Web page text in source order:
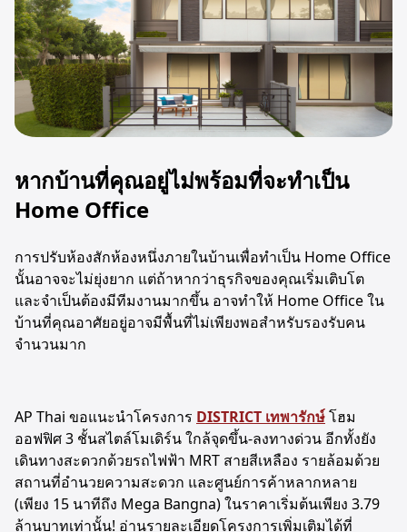
หากบ้านที่คุณอยู่ไม่พร้อมที่จะทำเป็น
Home Office
การปรับห้องสักห้องหนึ่งภายในบ้านเพื่อทำเป็น Home Office
นั้นอาจจะไม่ยุ่งยาก แต่ถ้าหากว่าธุรกิจของคุณเริ่มเติบโต
และจำเป็นต้องมีทีมงานมากขึ้น อาจทำให้ Home Office ใน
บ้านที่คุณอาศัยอยู่อาจมีพื้นที่ไม่เพียงพอสำหรับรองรับคน
จำนวนมาก
AP Thai ขอแนะนำโครงการ DISTRICT เทพารักษ์โฮม
ออฟฟิศ 3 ชั้นสไตล์โมเดิร์น ใกล้จุดขึ้น-ลงทางด่วน อีกทั้งยัง
เดินทางสะดวกด้วยรถไฟฟ้า MRT สายสีเหลือง รายล้อมด้วย
สถานที่อำนวยความสะดวก และศูนย์การค้าหลากหลาย
(เพียง 15 นาทีถึง Mega Bangna) ในราคาเริ่มต้นเพียง 3.79
ล้านบาทเท่านั้น! อ่านรายละเอียดโครงการเพิ่มเติมได้ที่